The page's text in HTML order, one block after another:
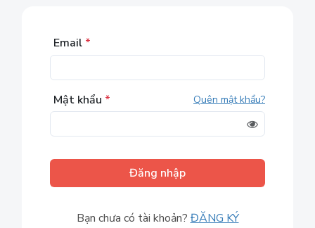
Email *
Mật khẩu * Quên mật khẩu?
Đăng nhập
Bạn chưa có tài khoản? ĐĂNG KÝ